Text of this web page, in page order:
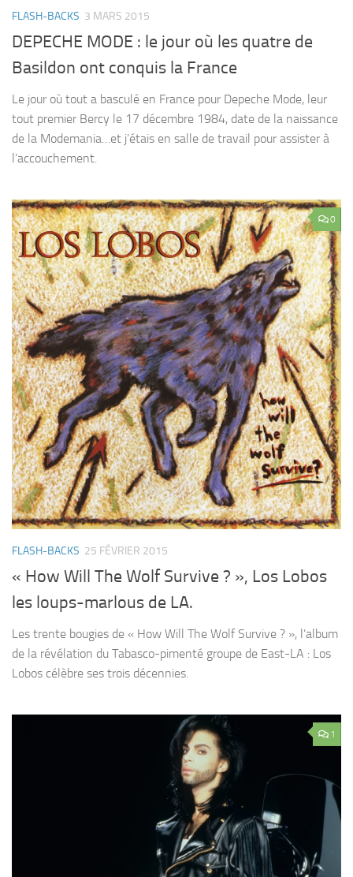
FLASH-BACKS 3 MARS 2015
DEPECHE MODE : le jour où les quatre de
Basildon ont conquis la France
Le jour où tout a basculé en France pour Depeche Mode, leur
tout premier Bercy le 17 décembre 1984, date de la naissance
de la Modemania…et j’étais en salle de travail pour assister à
l’accouchement.
0
FLASH-BACKS 25 FÉVRIER 2015
« How Will The Wolf Survive ? », Los Lobos
les loups-marlous de LA.
Les trente bougies de « How Will The Wolf Survive ? », l’album
de la révélation du Tabasco-pimenté groupe de East-LA : Los
Lobos célèbre ses trois décennies.
1